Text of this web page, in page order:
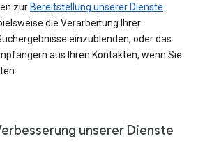
zur Bereitstellung unserer Dienste
die Verarbeitung Ihrer
einzublenden, oder das
aus Ihren Kontakten, wenn Sie
unserer Dienste